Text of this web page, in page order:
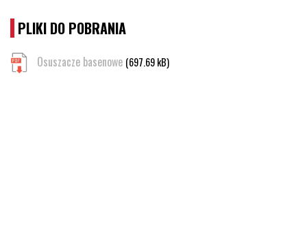
PLIKI DO POBRANIA
Osuszacze basenowe (697.69 kB)